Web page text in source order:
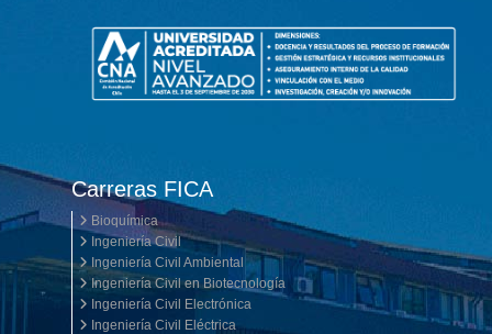
Carreras FICA
Bioquímica
Ingeniería Civil
Ingeniería Civil Ambiental
Ingeniería Civil en Biotecnología
Ingeniería Civil Electrónica
Ingeniería Civil Eléctrica